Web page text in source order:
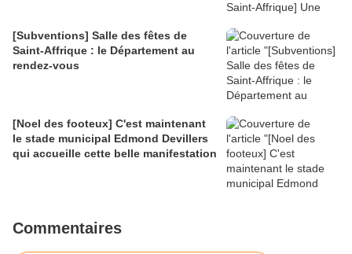
[Subventions] Salle des fêtes de
Saint-Affrique : le Département au
rendez-vous
[Noel des footeux] C'est maintenant
le stade municipal Edmond Devillers
qui accueille cette belle manifestation
Commentaires